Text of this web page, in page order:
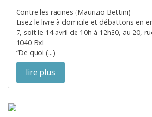
Contre les racines (Maurizio Bettini)
Lisez le livre à domicile et débattons-en
7, soit le 14 avril de 10h à 12h30, au 20,
1040 Bxl
“De quoi (...)
lire plus